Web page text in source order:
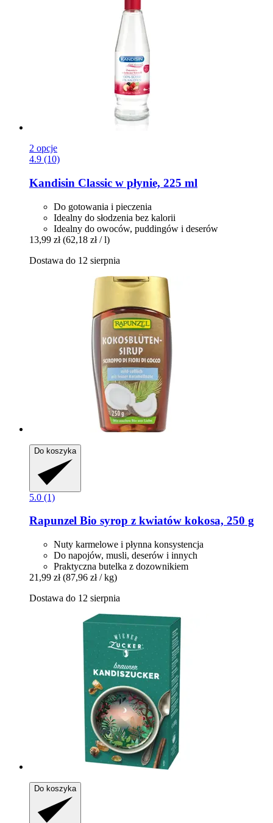
2 opcje
4.9 (10)
Kandisin Classic w płynie, 225 ml
Do gotowania i pieczenia
Idealny do słodzenia bez kalorii
Idealny do owoców, puddingów i deserów
13,99 zł (62,18 zł / l)
Dostawa do 12 sierpnia
Do koszyka
5.0 (1)
Rapunzel Bio syrop z kwiatów kokosa, 250 g
Nuty karmelowe i płynna konsystencja
Do napojów, musli, deserów i innych
Praktyczna butelka z dozownikiem
21,99 zł (87,96 zł / kg)
Dostawa do 12 sierpnia
Do koszyka